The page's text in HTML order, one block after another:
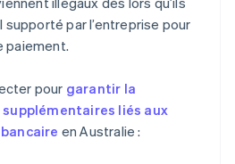
par l’entreprise pour
paiement.
pour garantir la
liés aux
en Australie :